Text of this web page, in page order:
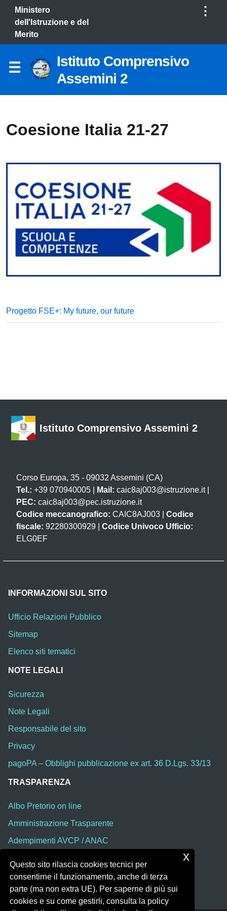
Ministero
dell'Istruzione e del
Merito
⋮
Istituto Comprensivo
Assemini 2
Coesione Italia 21-27
Progetto FSE+: My future, our future
Istituto Comprensivo Assemini 2
Corso Europa, 35 - 09032 Assemini (CA)
Tel.: +39 070940005 | Mail: caic8aj003@istruzione.it|
PEC: caic8aj003@pec.istruzione.it
Codice meccanografico: CAIC8AJ003 | Codice
fiscale: 92280300929 | Codice Univoco Ufficio:
ELG0EF
INFORMAZIONI SUL SITO
Ufficio Relazioni Pubblico
Sitemap
Elenco siti tematici
NOTE LEGALI
Sicurezza
Note Legali
Responsabile del sito
Privacy
pagoPA – Obblighi pubblicazione ex art. 36 D.Lgs. 33/13
TRASPARENZA
Albo Pretorio on line
Amministrazione Trasparente
Adempimenti AVCP / ANAC
Dichiarazione di accessibilità
Questo sito rilascia cookies tecnici per
consentirne il funzionamento, anche di terza
parte (ma non extra UE). Per saperne di più sui
cookies e su come gestirli, consulta la policy
x